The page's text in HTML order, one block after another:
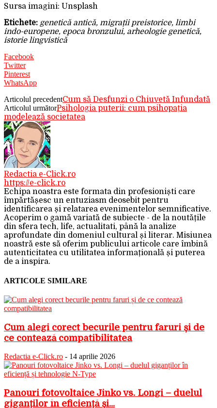
Sursa imagini: Unsplash
Etichete: genetică antică, migrații preistorice, limbi
indo-europene, epoca bronzului, arheologie genetică,
istorie lingvistică
Facebook
Twitter
Pinterest
WhatsApp
Articolul precedentCum să Desfunzi o Chiuvetă Infundată
Articolul următorPsihologia puterii: cum psihopația
modelează societatea
Redactia e-Click.ro
https://e-click.ro
Echipa noastra este formata din profesioniști care
împărtășesc un entuziasm deosebit pentru
identificarea și relatarea evenimentelor semnificative.
Acoperim o gamă variată de subiecte - de la noutățile
din sfera tech, life, actualitati, până la analize
aprofundate din domeniul cultural și literar. Misiunea
noastră este să oferim publicului articole care îmbină
autenticitatea cu utilitatea informațională și puterea
de a inspira.
ARTICOLE SIMILARE
Cum alegi corect becurile pentru faruri și de
ce contează compatibilitatea
Redactia e-Click.ro - 14 aprilie 2026
Panouri fotovoltaice Jinko vs. Longi – duelul
giganților în eficiență și...